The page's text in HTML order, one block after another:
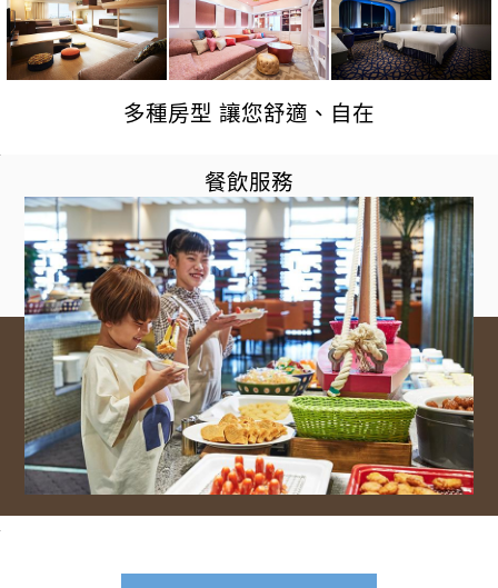
多種房型 讓您舒適、自在
餐飲服務